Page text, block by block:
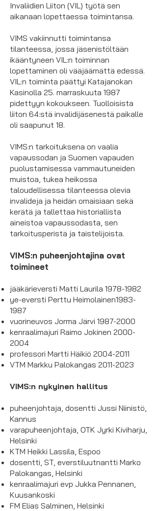
Invaliidien Liiton (VIL) työtä sen
aikanaan lopettaessa toimintansa.
VIMS vakiinnutti toimintansa
tilanteessa, jossa jäsenistöltään
ikääntyneen VIL:n toiminnan
lopettaminen oli vääjäämättä edessä.
VIL:n toiminta päättyi Katajanokan
Kasinolla 25. marraskuuta 1987
pidettyyn kokoukseen. Tuolloisista
liiton 64:stä invalidijäsenestä paikalle
oli saapunut 18.
VIMS:n tarkoituksena on vaalia
vapaussodan ja Suomen vapauden
puolustamisessa vammautuneiden
muistoa, tukea heikossa
taloudellisessa tilanteessa olevia
invalideja ja heidän omaisiaan sekä
kerätä ja tallettaa historiallista
aineistoa vapaussodasta, sen
tarkoitusperistä ja taistelijoista.
VIMS:n puheenjohtajina ovat
toimineet
jääkärieversti Matti Laurila 1978-1982
ye-eversti Perttu Heimolainen1983-
1987
vuorineuvos Jorma Järvi 1987-2000
kenraalimajuri Raimo Jokinen 2000-
2004
professori Martti Häikiö 2004-2011
VTM Markku Palokangas 2011-2023
VIMS:n nykyinen hallitus
puheenjohtaja, dosentti Jussi Niinistö,
Kannus
varapuheenjohtaja, OTK Jyrki Kiviharju,
Helsinki
KTM Heikki Lassila, Espoo
dosentti, ST, everstiluutnantti Marko
Palokangas, Helsinki
kenraalimajuri evp Jukka Pennanen,
Kuusankoski
FM Elias Salminen, Helsinki